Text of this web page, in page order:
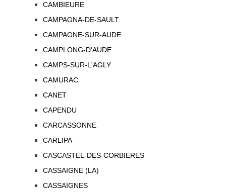
CAMBIEURE
CAMPAGNA-DE-SAULT
CAMPAGNE-SUR-AUDE
CAMPLONG-D'AUDE
CAMPS-SUR-L'AGLY
CAMURAC
CANET
CAPENDU
CARCASSONNE
CARLIPA
CASCASTEL-DES-CORBIERES
CASSAIGNE (LA)
CASSAIGNES